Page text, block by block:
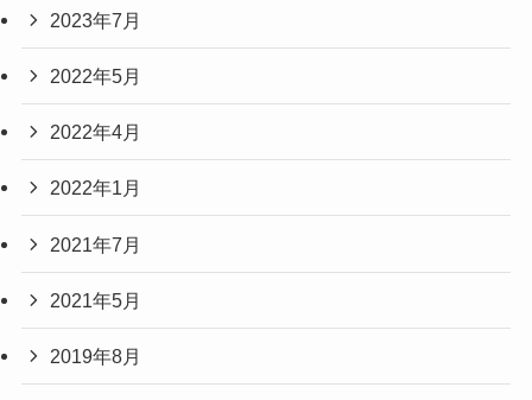
2023年7月
2022年5月
2022年4月
2022年1月
2021年7月
2021年5月
2019年8月